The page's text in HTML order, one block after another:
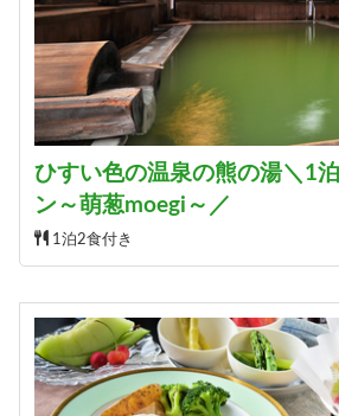
ひすい色の温泉の熊の湯＼1
ン～萌葱moegi～／
1泊2食付き